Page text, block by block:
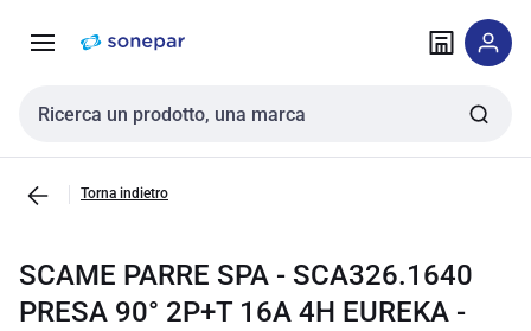
navigazione alla
Cerca input
Torna indietro
SCAME PARRE SPA - SCA326.1640
PRESA 90° 2P+T 16A 4H EUREKA -